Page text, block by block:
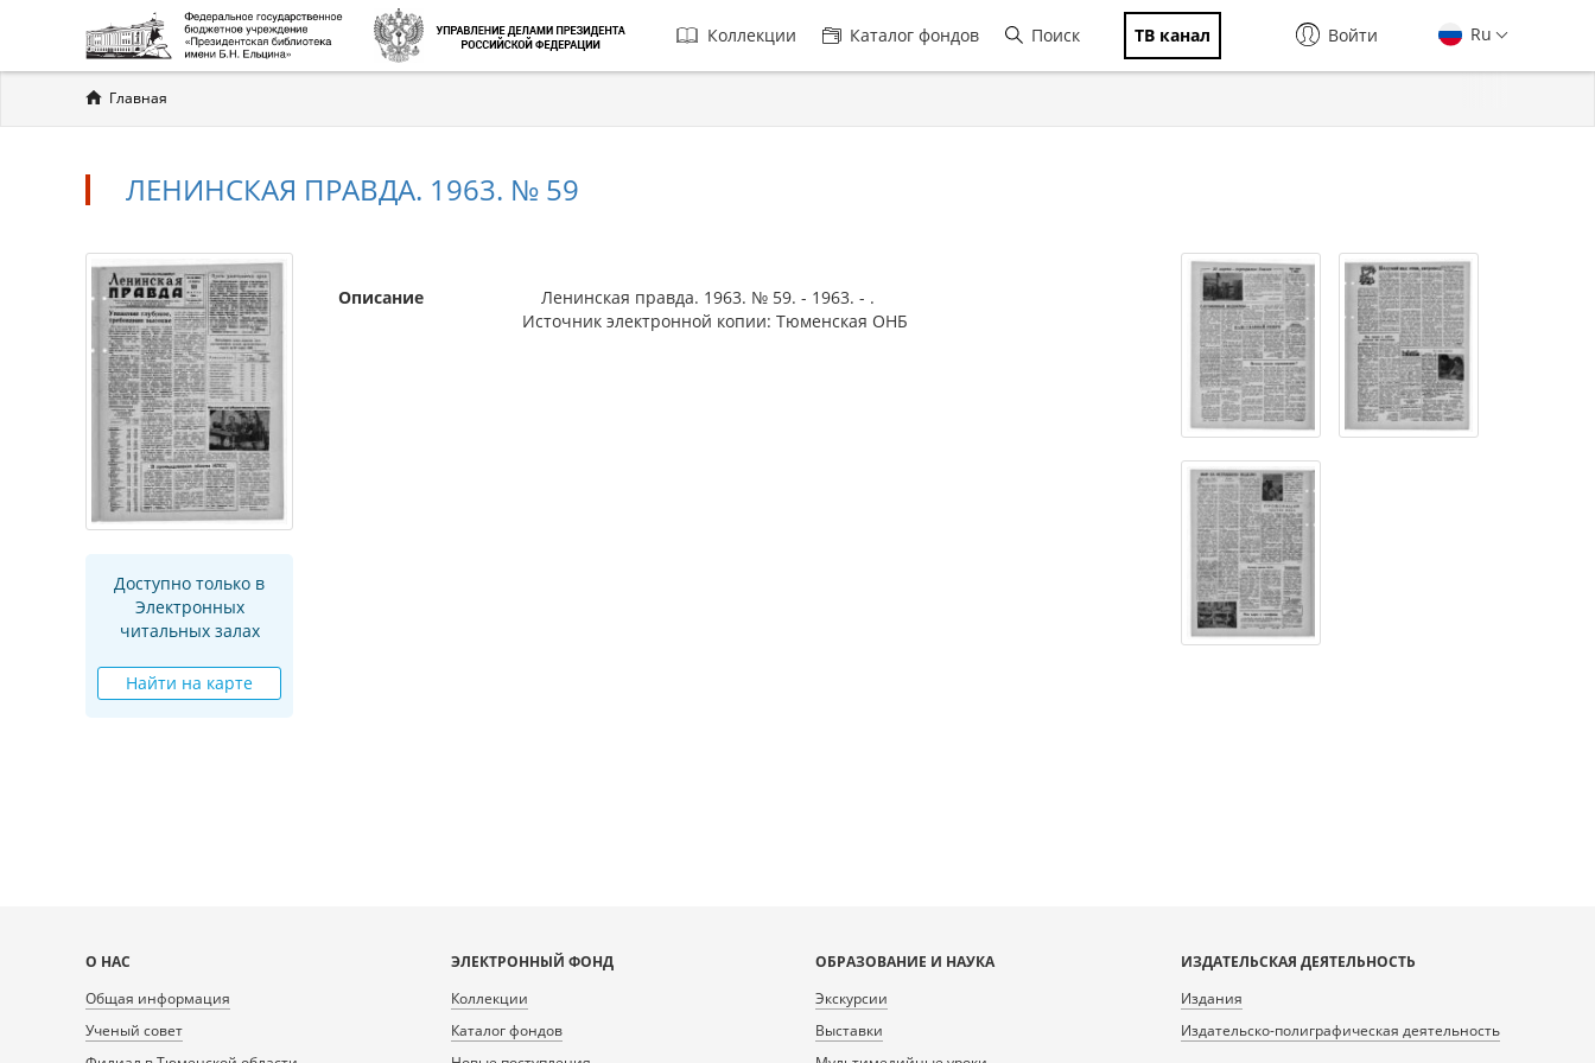
Главная
навигация
Коллекции Каталог фондов Поиск ТВ канал Ru
Войти
Вы
здесь
Главная
ЛЕНИНСКАЯ ПРАВДА. 1963. № 59
Доступно только в
Электронных
читальных залах
Найти на карте
Описание
Ленинская правда. 1963. № 59. - 1963. - .
Источник электронной копии: Тюменская ОНБ
Карта
сайта
О НАС
Общая информация
Ученый совет
ЭЛЕКТРОННЫЙ ФОНД
Коллекции
Каталог фондов
ОБРАЗОВАНИЕ И НАУКА
Экскурсии
Выставки
ИЗДАТЕЛЬСКАЯ ДЕЯТЕЛЬНОСТЬ
Издания
Издательско-полиграфическая деятельность